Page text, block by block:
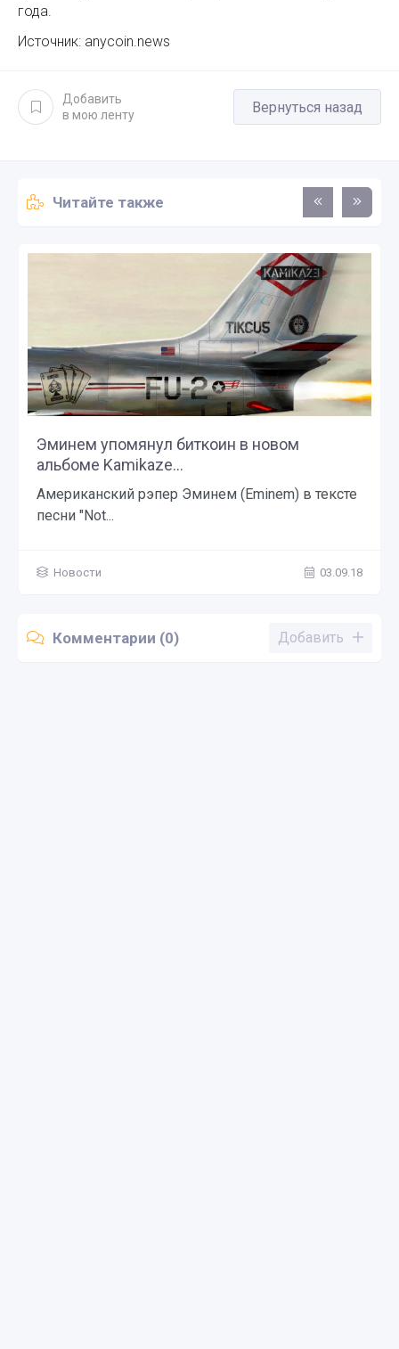
года.
Источник: anycoin.news
Добавить
в мою ленту
Вернуться назад
Читайте также
Эминем упомянул биткоин в новом
альбоме Kamikaze...
Американский рэпер Эминем (Eminem) в тексте
песни "Not...
Новости 03.09.18
Комментарии (0) Добавить